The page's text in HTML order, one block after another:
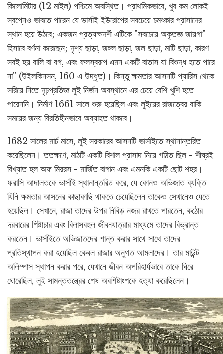
কিলোমিটার (12 মাইল) পশ্চিমে অবস্থিত। প্রাথমিকভাবে, খুব কম লোকই
স্বপ্নেও ভাবতে পারেন যে ভার্সাই ইউরোপের সবচেয়ে চমৎকার প্রাসাদের
স্থান হয়ে উঠবে; একজন প্রত্যক্ষদর্শী এটিকে "সবচেয়ে অকৃতজ্ঞ জায়গা"
হিসাবে বর্ণনা করেছেন; দৃশ্য ছাড়া, জঙ্গল ছাড়া, জল ছাড়া, মাটি ছাড়া, কারণ
সবই হয় বালি বা বগ, এবং ফলস্বরূপ এমন একটি বাতাস যা বিশুদ্ধ হতে পারে
না" (উইলকিনসন, 160 এ উদ্ধৃত)। কিন্তু ক্ষমতার আসনটি প্যারিস থেকে
সরিয়ে নিতে দৃঢ়প্রতিজ্ঞ লুই নির্জন অবস্থানে এর চেয়ে বেশি খুশি হতে
পারেননি। নির্মাণ 1661 সালে শুরু হয়েছিল এবং লুইয়ের রাজত্বের বাকি
সময়ের জন্য বিরতিহীনভাবে অব্যাহত থাকবে।
1682 সালের মার্চ মাসে, লুই সরকারের আসনটি ভার্সাইতে স্থানান্তরিত
করেছিলেন। ততক্ষণে, মাঠটি একটি বিশাল প্রাসাদ নিয়ে গঠিত ছিল - শীঘ্রই
বিখ্যাত হল অফ মিররস - মার্জিত বাগান এবং এমনকি একটি ছোট শহর।
ফরাসি আদালতকে ভার্সাই স্থানান্তরিত করে, যে কোনও অভিজাত ব্যক্তি
যিনি ক্ষমতার আসনের কাছাকাছি থাকতে চেয়েছিলেন তাকেও সেখানেও যেতে
হয়েছিল। সেখানে, রাজা তাদের উপর নিবিড় নজর রাখতে পারতেন, কঠোর
দরবারের শিষ্টাচার এবং বিলাসবহুল জীবনযাত্রার মাধ্যমে তাদের বিভ্রান্ত
করতেন। ভার্সাইতে অভিজাতদের শান্ত করার সাথে সাথে তাদের
প্রতিস্থাপন করা হয়েছিল কেবল রাজার অনুগত আমলাদের। তার মাউন্ট
অলিম্পাস স্থাপন করার পরে, যেখানে জীবন অপরিহার্যভাবে তাকে ঘিরে
ঘোরেছিল, লুই সামন্ততন্ত্রের শেষ অবশিষ্টাংশকে হত্যা করেছিলেন।